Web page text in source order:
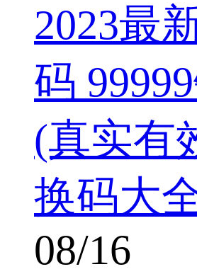
2023最
码
(真实有
换码大
08/16